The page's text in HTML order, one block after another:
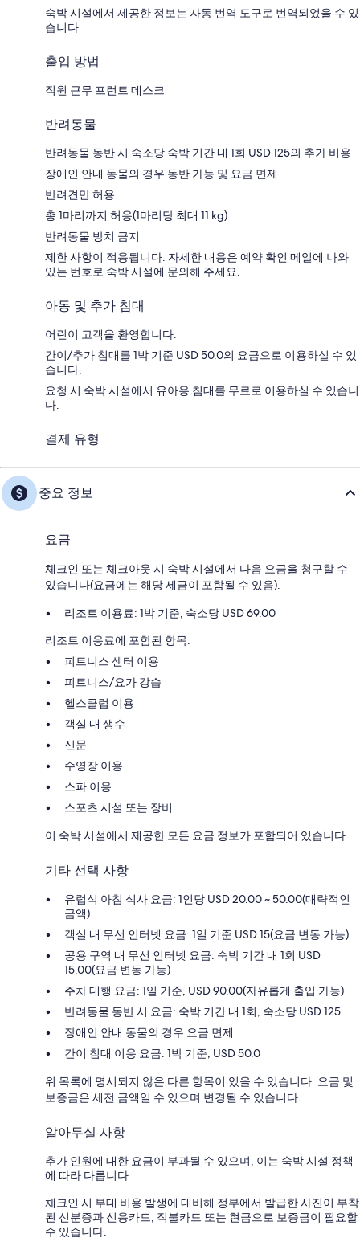
숙박 시설에서 제공한 정보는 자동 번역 도구로 번역되었을 수 있
습니다.
출입 방법
직원 근무 프런트 데스크
반려동물
반려동물 동반 시 숙소당 숙박 기간 내 1회 USD 125의 추가 비용
장애인 안내 동물의 경우 동반 가능 및 요금 면제
반려견만 허용
총 1마리까지 허용(1마리당 최대 11 kg)
반려동물 방치 금지
제한 사항이 적용됩니다. 자세한 내용은 예약 확인 메일에 나와
있는 번호로 숙박 시설에 문의해 주세요.
아동 및 추가 침대
어린이 고객을 환영합니다.
간이/추가 침대를 1박 기준 USD 50.0의 요금으로 이용하실 수 있
습니다.
요청 시 숙박 시설에서 유아용 침대를 무료로 이용하실 수 있습니
다.
결제 유형
중요 정보
요금
체크인 또는 체크아웃 시 숙박 시설에서 다음 요금을 청구할 수
있습니다(요금에는 해당 세금이 포함될 수 있음).
리조트 이용료: 1박 기준, 숙소당 USD 69.00
리조트 이용료에 포함된 항목:
피트니스 센터 이용
피트니스/요가 강습
헬스클럽 이용
객실 내 생수
신문
수영장 이용
스파 이용
스포츠 시설 또는 장비
이 숙박 시설에서 제공한 모든 요금 정보가 포함되어 있습니다.
기타 선택 사항
유럽식 아침 식사 요금: 1인당 USD 20.00 ~ 50.00(대략적인
금액)
객실 내 무선 인터넷 요금: 1일 기준 USD 15(요금 변동 가능)
공용 구역 내 무선 인터넷 요금: 숙박 기간 내 1회 USD
15.00(요금 변동 가능)
주차 대행 요금: 1일 기준, USD 90.00(자유롭게 출입 가능)
반려동물 동반 시 요금: 숙박 기간 내 1회, 숙소당 USD 125
장애인 안내 동물의 경우 요금 면제
간이 침대 이용 요금: 1박 기준, USD 50.0
위 목록에 명시되지 않은 다른 항목이 있을 수 있습니다. 요금 및
보증금은 세전 금액일 수 있으며 변경될 수 있습니다.
알아두실 사항
추가 인원에 대한 요금이 부과될 수 있으며, 이는 숙박 시설 정책
에 따라 다릅니다.
체크인 시 부대 비용 발생에 대비해 정부에서 발급한 사진이 부착
된 신분증과 신용카드, 직불카드 또는 현금으로 보증금이 필요할
수 있습니다.